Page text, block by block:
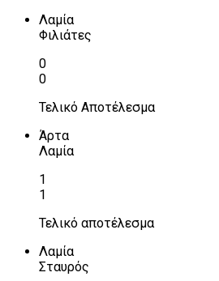
Λαμία
Φιλιάτες
0
0
Τελικό Αποτέλεσμα
Άρτα
Λαμία
1
1
Τελικό αποτέλεσμα
Λαμία
Σταυρός